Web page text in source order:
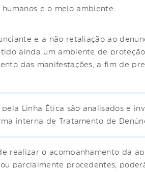
e o meio ambiente.
e a não retaliação ao
ainda um ambiente de
das manifestações, a fim de
pela Linha Ética são analisados e
interna de Tratamento de
realizar o acompanhamento da
parcialmente procedentes,